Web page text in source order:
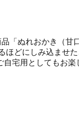
「ぬれおかき（
どにしみ込ませ
宅用としてもお楽